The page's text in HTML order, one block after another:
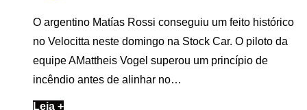
O argentino Matías Rossi conseguiu um feito histórico
no Velocitta neste domingo na Stock Car. O piloto da
equipe AMattheis Vogel superou um princípio de
incêndio antes de alinhar no…
Leia +